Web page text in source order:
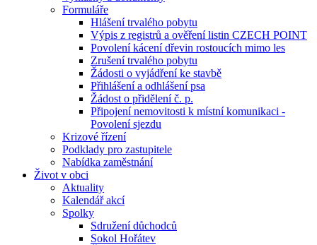
Formuláře
Hlášení trvalého pobytu
Výpis z registrů a ověření listin CZECH POINT
Povolení kácení dřevin rostoucích mimo les
Zrušení trvalého pobytu
Žádosti o vyjádření ke stavbě
Přihlášení a odhlášení psa
Žádost o přidělení č. p.
Připojení nemovitosti k místní komunikaci -
Povolení sjezdu
Krizové řízení
Podklady pro zastupitele
Nabídka zaměstnání
Život v obci
Aktuality
Kalendář akcí
Spolky
Sdružení důchodců
Sokol Hořátev